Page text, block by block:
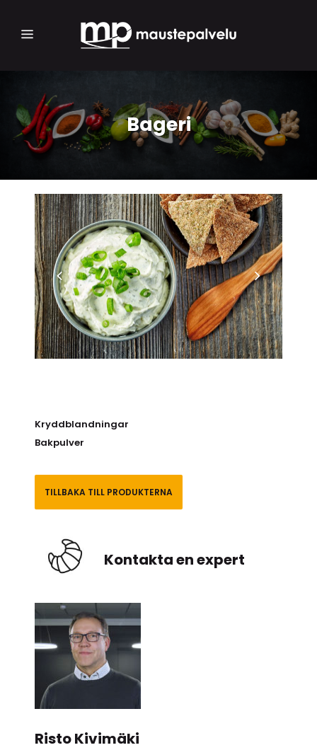
Bageri
Kryddblandningar
Bakpulver
TILLBAKA TILL PRODUKTERNA
Kontakta en expert
Risto Kivimäki